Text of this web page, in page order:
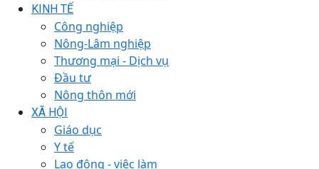
KINH TẾ
Công nghiệp
Nông-Lâm nghiệp
Thương mại - Dịch vụ
Đầu tư
Nông thôn mới
XÃ HỘI
Giáo dục
Y tế
Lao động - việc làm